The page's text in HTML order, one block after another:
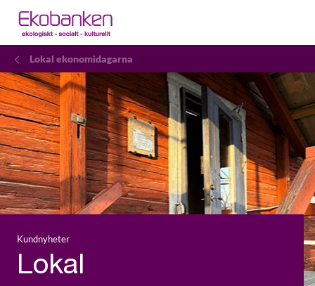
Lokal ekonomidagarna
Kundnyheter
Lokal